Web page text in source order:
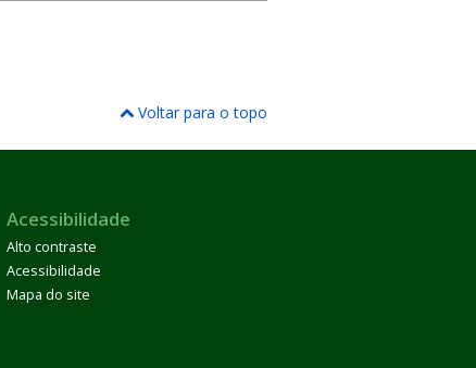
Voltar para o topo
Acessibilidade
Alto contraste
Acessibilidade
Mapa do site